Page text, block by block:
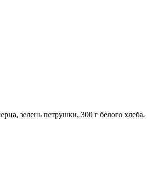
зелень петрушки, 300 г белого хлеба.